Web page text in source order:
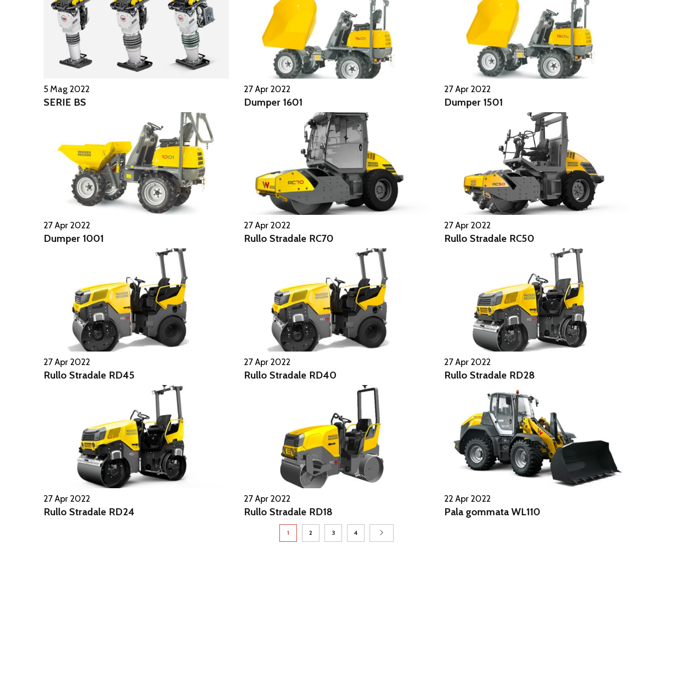
5 Mag 2022
SERIE BS
27 Apr 2022
Dumper 1601
27 Apr 2022
Dumper 1501
27 Apr 2022
Dumper 1001
27 Apr 2022
Rullo Stradale RC70
27 Apr 2022
Rullo Stradale RC50
27 Apr 2022
Rullo Stradale RD45
27 Apr 2022
Rullo Stradale RD40
27 Apr 2022
Rullo Stradale RD28
27 Apr 2022
Rullo Stradale RD24
27 Apr 2022
Rullo Stradale RD18
22 Apr 2022
Pala gommata WL110
1 2 3 4